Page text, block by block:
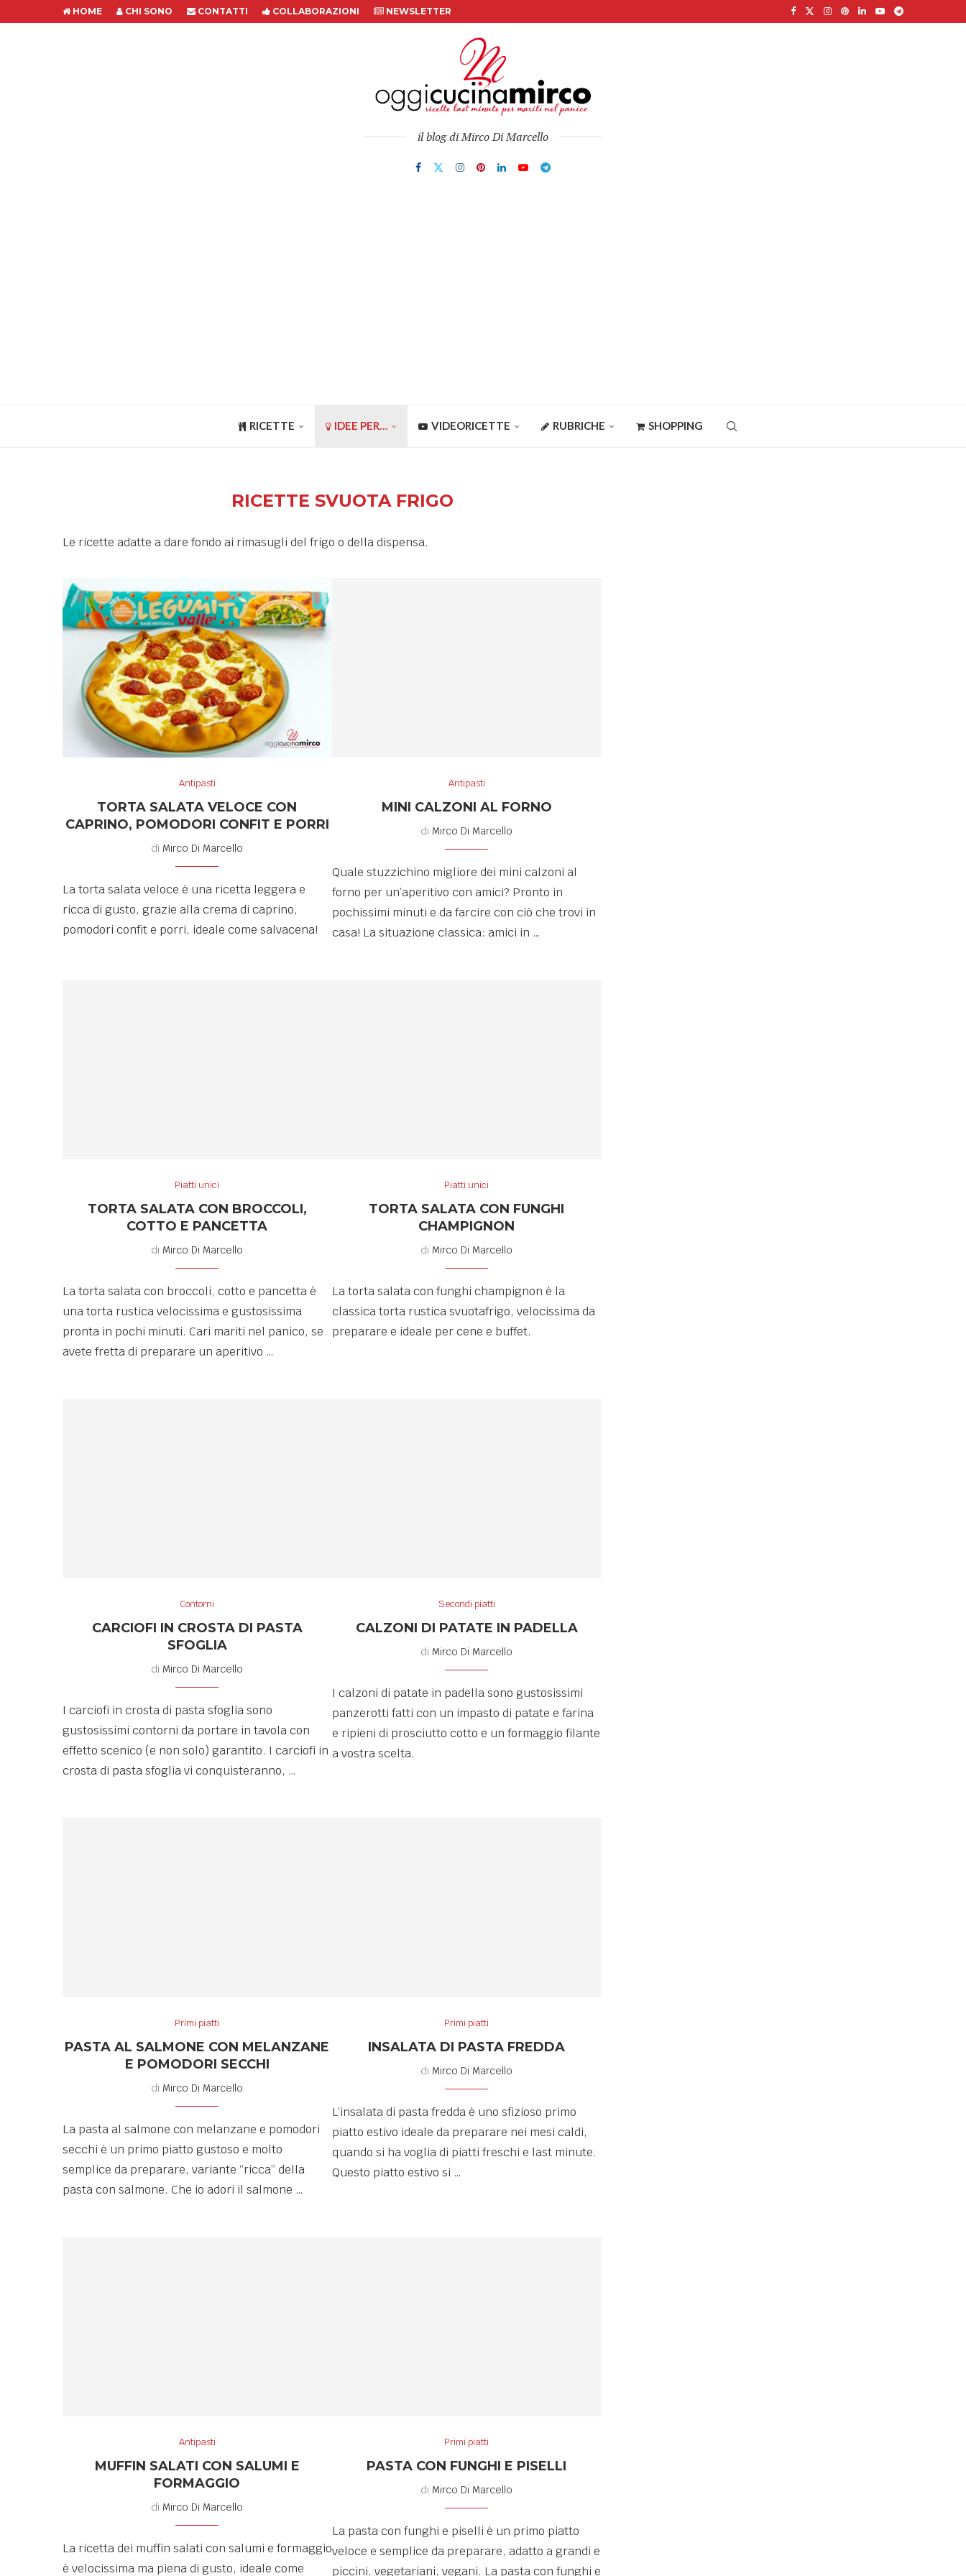
HOME CHI SONO CONTATTI COLLABORAZIONI NEWSLETTER
il blog di Mirco Di Marcello
RICETTE IDEE PER… VIDEORICETTE RUBRICHE SHOPPING
RICETTE SVUOTA FRIGO
Le ricette adatte a dare fondo ai rimasugli del frigo o della dispensa.
Antipasti
TORTA SALATA VELOCE CON
CAPRINO, POMODORI CONFIT E PORRI
di Mirco Di Marcello
La torta salata veloce è una ricetta leggera e
ricca di gusto, grazie alla crema di caprino,
pomodori confit e porri, ideale come salvacena!
Antipasti
MINI CALZONI AL FORNO
di Mirco Di Marcello
Quale stuzzichino migliore dei mini calzoni al
forno per un’aperitivo con amici? Pronto in
pochissimi minuti e da farcire con ciò che trovi in
casa! La situazione classica: amici in …
Piatti unici
TORTA SALATA CON BROCCOLI,
COTTO E PANCETTA
di Mirco Di Marcello
La torta salata con broccoli, cotto e pancetta è
una torta rustica velocissima e gustosissima
pronta in pochi minuti. Cari mariti nel panico, se
avete fretta di preparare un aperitivo …
Piatti unici
TORTA SALATA CON FUNGHI
CHAMPIGNON
di Mirco Di Marcello
La torta salata con funghi champignon è la
classica torta rustica svuotafrigo, velocissima da
preparare e ideale per cene e buffet.
Contorni
CARCIOFI IN CROSTA DI PASTA
SFOGLIA
di Mirco Di Marcello
I carciofi in crosta di pasta sfoglia sono
gustosissimi contorni da portare in tavola con
effetto scenico (e non solo) garantito. I carciofi in
crosta di pasta sfoglia vi conquisteranno, …
Secondi piatti
CALZONI DI PATATE IN PADELLA
di Mirco Di Marcello
I calzoni di patate in padella sono gustosissimi
panzerotti fatti con un impasto di patate e farina
e ripieni di prosciutto cotto e un formaggio filante
a vostra scelta.
Primi piatti
PASTA AL SALMONE CON MELANZANE
E POMODORI SECCHI
di Mirco Di Marcello
La pasta al salmone con melanzane e pomodori
secchi è un primo piatto gustoso e molto
semplice da preparare, variante “ricca” della
pasta con salmone. Che io adori il salmone …
Primi piatti
INSALATA DI PASTA FREDDA
di Mirco Di Marcello
L’insalata di pasta fredda è uno sfizioso primo
piatto estivo ideale da preparare nei mesi caldi,
quando si ha voglia di piatti freschi e last minute.
Questo piatto estivo si …
Antipasti
MUFFIN SALATI CON SALUMI E
FORMAGGIO
di Mirco Di Marcello
La ricetta dei muffin salati con salumi e formaggio
è velocissima ma piena di gusto, ideale come
Primi piatti
PASTA CON FUNGHI E PISELLI
di Mirco Di Marcello
La pasta con funghi e piselli è un primo piatto
veloce e semplice da preparare, adatto a grandi e
piccini, vegetariani, vegani. La pasta con funghi e